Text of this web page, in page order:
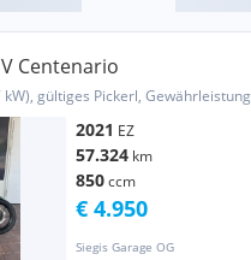
Centenario
kW), gültiges Pickerl, Gewährleistung
2021 EZ
57.324 km
850ccm
Siegis Garage OG
€ 4.950